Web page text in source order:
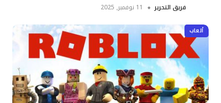
فريق التحرير 11 نوفمبر, 2025
ألعاب